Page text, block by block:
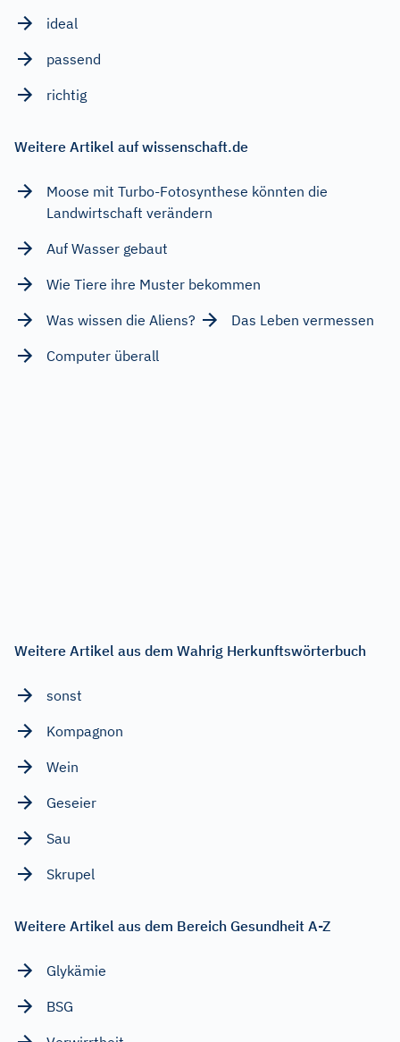
ideal
passend
richtig
Weitere Artikel auf wissenschaft.de
Moose mit Turbo-Fotosynthese könnten die
Landwirtschaft verändern
Auf Wasser gebaut
Wie Tiere ihre Muster bekommen
Was wissen die Aliens?
Das Leben vermessen
Computer überall
Weitere Artikel aus dem Wahrig Herkunftswörterbuch
sonst
Kompagnon
Wein
Geseier
Sau
Skrupel
Weitere Artikel aus dem Bereich Gesundheit A-Z
Glykämie
BSG